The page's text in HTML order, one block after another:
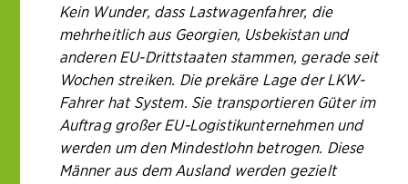
Kein Wunder, dass Lastwagenfahrer, die
mehrheitlich aus Georgien, Usbekistan und
anderen EU-Drittstaaten stammen, gerade seit
Wochen streiken. Die prekäre Lage der LKW-
Fahrer hat System. Sie transportieren Güter im
Auftrag großer EU-Logistikunternehmen und
werden um den Mindestlohn betrogen. Diese
Männer aus dem Ausland werden gezielt